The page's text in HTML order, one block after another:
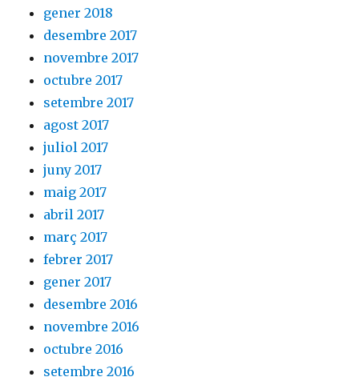
gener 2018
desembre 2017
novembre 2017
octubre 2017
setembre 2017
agost 2017
juliol 2017
juny 2017
maig 2017
abril 2017
març 2017
febrer 2017
gener 2017
desembre 2016
novembre 2016
octubre 2016
setembre 2016